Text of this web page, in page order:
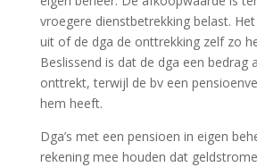
vroegere dienstbetrekking belast.
uit of de dga de onttrekking zelf zo
Beslissend is dat de dga een bedrag
onttrekt, terwijl de bv een
hem heeft.
Dga’s met een pensioen in eigen
rekening mee houden dat